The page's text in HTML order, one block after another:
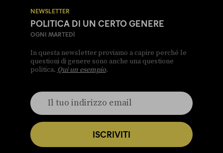
NEWSLETTER
POLITICA DI UN CERTO GENERE
OGNI MARTEDÌ
In questa newsletter proviamo a capire perché le
questioni di genere sono anche una questione
politica. Qui un esempio.
ISCRIVITI